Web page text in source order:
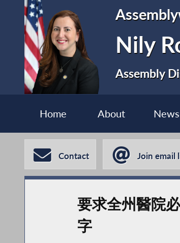
Nily
Assembly
Home About
Contact Join email
要求全州醫院
字